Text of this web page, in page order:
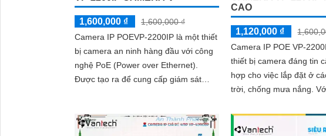
1,600,000 ₫
1,600,000 ₫
Camera IP POEVP-2200IP là một thiết
bị camera an ninh hàng đầu với công
nghệ PoE (Power over Ethernet).
Được tạo ra để cung cấp giám sát
CAO
1,120,000 ₫
Camera IP POE VP-
thiết bị camera đáng tin
hợp cho việc lắp đặt ở
trời, chống mưa nắng. Với thân kim
ổn định trong mọi điều